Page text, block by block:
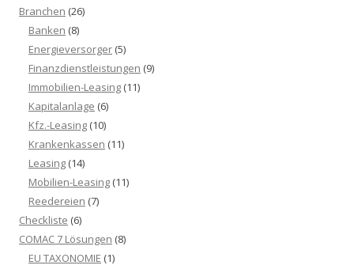
Branchen (26)
Banken (8)
Energieversorger (5)
Finanzdienstleistungen (9)
Immobilien-Leasing (11)
Kapitalanlage (6)
Kfz.-Leasing (10)
Krankenkassen (11)
Leasing (14)
Mobilien-Leasing (11)
Reedereien (7)
Checkliste (6)
COMAC 7 Lösungen (8)
EU TAXONOMIE (1)